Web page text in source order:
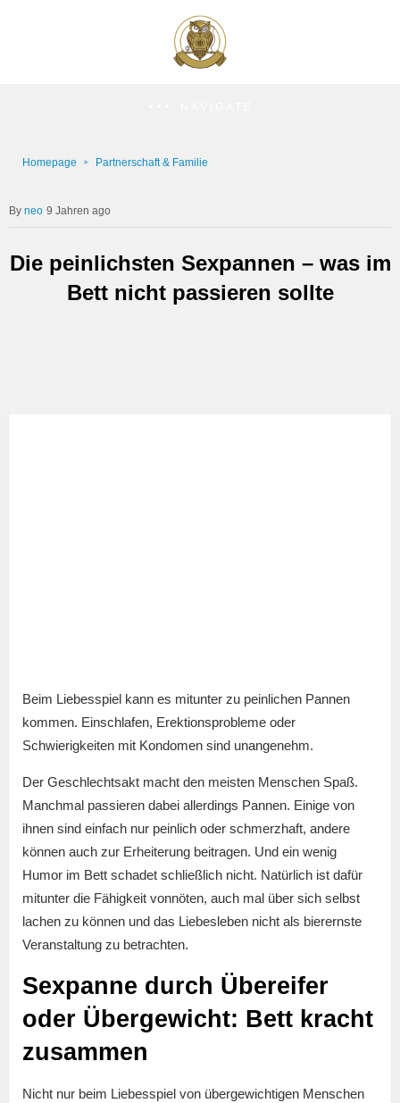
Homepage Partnerschaft & Familie
neo 9 Jahren ago
Die peinlichsten Sexpannen – was im
Bett nicht passieren sollte
Beim Liebesspiel kann es mitunter zu peinlichen Pannen
kommen. Einschlafen, Erektionsprobleme oder
Schwierigkeiten mit Kondomen sind unangenehm.
Der Geschlechtsakt macht den meisten Menschen Spaß.
Manchmal passieren dabei allerdings Pannen. Einige von
ihnen sind einfach nur peinlich oder schmerzhaft, andere
können auch zur Erheiterung beitragen. Und ein wenig
Humor im Bett schadet schließlich nicht. Natürlich ist dafür
mitunter die Fähigkeit vonnöten, auch mal über sich selbst
lachen zu können und das Liebesleben nicht als bierernste
Veranstaltung zu betrachten.
Sexpanne durch Übereifer
oder Übergewicht: Bett kracht
zusammen
Nicht nur beim Liebesspiel von übergewichtigen Menschen